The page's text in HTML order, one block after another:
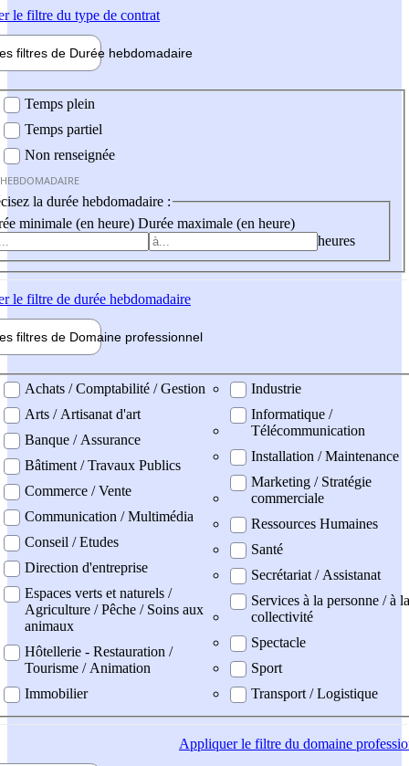
le filtre du type de contrat
filtres de Durée hebdomadaire
Temps plein
Temps partiel
Non renseignée
la durée hebdomadaire :
minimale (en heure) Durée maximale (en heure)
heures
le filtre de durée hebdomadaire
filtres de Domaine professionnel
professionel
Achats / Comptabilité / Gestion
Arts / Artisanat d'art
Banque / Assurance
Bâtiment / Travaux Publics
Commerce / Vente
Communication / Multimédia
Conseil / Etudes
Direction d'entreprise
Espaces verts et naturels /
Agriculture / Pêche / Soins aux
animaux
Hôtellerie - Restauration /
Tourisme / Animation
Immobilier
Industrie
Informatique /
Télécommunication
Installation / Maintenance
Marketing / Stratégie
commerciale
Ressources Humaines
Santé
Secrétariat / Assistanat
Services à la personne / à la
collectivité
Spectacle
Sport
Transport / Logistique
Appliquerle filtre du domaine